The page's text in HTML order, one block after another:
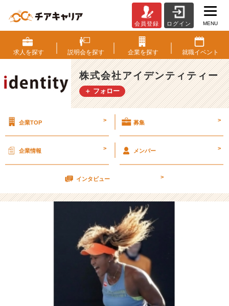
ニ
ス
に
熱
中
【株
ア
ン
テ
テ
の
タ
イ
ム
会員登録 ログイン MENU
求人を探す 説明会を探す 企業を探す 就職イベント
株式会社アイデンティティー
＋ フォロー
企業TOP > 募集 >
企業情報 > メンバー >
インタビュー >